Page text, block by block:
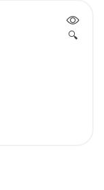
🔍